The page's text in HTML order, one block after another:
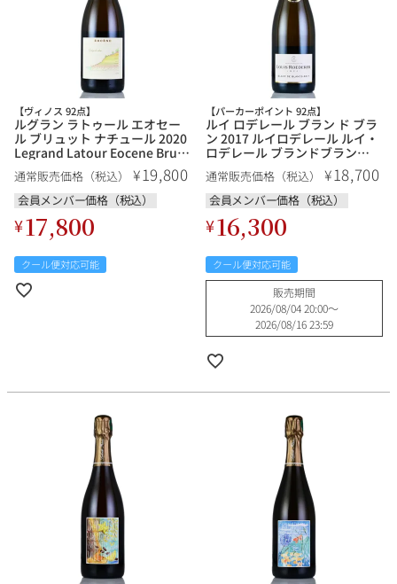
【ヴィノス 92点】
ルグラン ラトゥール エオセー
ル ブリュット ナチュール 2020
Legrand Latour Eocene Brut
Nature フランス シャンパン シ
ャンパーニュ
通常販売価格（税込） ¥19,800
会員メンバー価格（税込）
¥17,800
クール便対応可能
【パーカーポイント 92点】
ルイ ロデレール ブラン ド ブラ
ン 2017 ルイロデレール ルイ・
ロデレール ブランドブラン
Louis Roederer Blanc de
Blancs フランス シャンパン シ
ャンパーニュ
通常販売価格（税込） ¥18,700
会員メンバー価格（税込）
¥16,300
クール便対応可能
販売期間
2026/08/04 20:00〜
2026/08/16 23:59